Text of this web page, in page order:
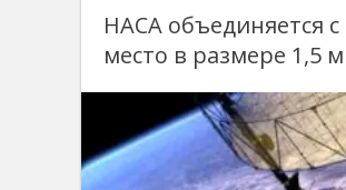
НАСА объединяется
место в размере 1,5